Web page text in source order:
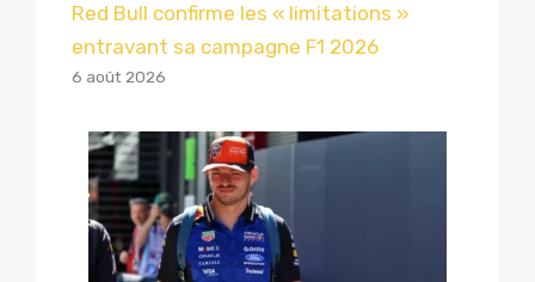
Red Bull confirme les « limitations »
entravant sa campagne F1 2026
6 août 2026